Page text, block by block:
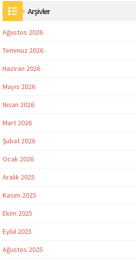
Arşivler
Ağustos 2026
Temmuz 2026
Haziran 2026
Mayıs 2026
Nisan 2026
Mart 2026
Şubat 2026
Ocak 2026
Aralık 2025
Kasım 2025
Ekim 2025
Eylül 2025
Ağustos 2025